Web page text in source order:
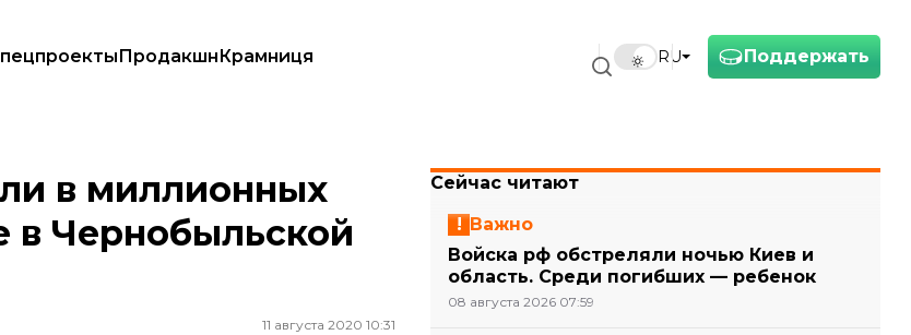
Поддержать
RU
ПродакшнКрамниця
зоне
в миллионных
в Чернобыльской
11 августа 2020 10:31
Сейчас читают
Важно
Войска рф обстреляли ночью Киев и
область. Среди погибших — ребенок
08 августа 2026 07:59